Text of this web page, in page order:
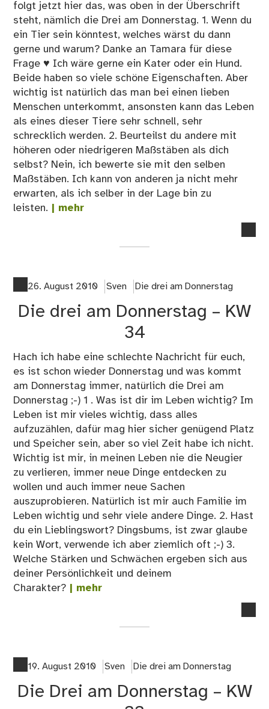
folgt jetzt hier das, was oben in der Überschrift
steht, nämlich die Drei am Donnerstag. 1. Wenn du
ein Tier sein könntest, welches wärst du dann
gerne und warum? Danke an Tamara für diese
Frage ♥ Ich wäre gerne ein Kater oder ein Hund.
Beide haben so viele schöne Eigenschaften. Aber
wichtig ist natürlich das man bei einen lieben
Menschen unterkommt, ansonsten kann das Leben
als eines dieser Tiere sehr schnell, sehr
schrecklich werden. 2. Beurteilst du andere mit
höheren oder niedrigeren Maßstäben als dich
selbst? Nein, ich bewerte sie mit den selben
Maßstäben. Ich kann von anderen ja nicht mehr
erwarten, als ich selber in der Lage bin zu
leisten. | mehr
26. August 2010 Sven Die drei am Donnerstag
Die drei am Donnerstag – KW
34
Hach ich habe eine schlechte Nachricht für euch,
es ist schon wieder Donnerstag und was kommt
am Donnerstag immer, natürlich die Drei am
Donnerstag ;-) 1 . Was ist dir im Leben wichtig? Im
Leben ist mir vieles wichtig, dass alles
aufzuzählen, dafür mag hier sicher genügend Platz
und Speicher sein, aber so viel Zeit habe ich nicht.
Wichtig ist mir, in meinen Leben nie die Neugier
zu verlieren, immer neue Dinge entdecken zu
wollen und auch immer neue Sachen
auszuprobieren. Natürlich ist mir auch Familie im
Leben wichtig und sehr viele andere Dinge. 2. Hast
du ein Lieblingswort? Dingsbums, ist zwar glaube
kein Wort, verwende ich aber ziemlich oft ;-) 3.
Welche Stärken und Schwächen ergeben sich aus
deiner Persönlichkeit und deinem
Charakter? | mehr
19. August 2010 Sven Die drei am Donnerstag
Die Drei am Donnerstag – KW